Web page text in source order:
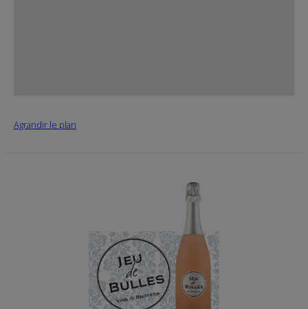
Agrandir le plan